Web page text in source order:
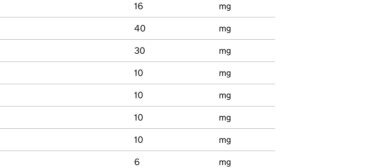
16
mg
40
mg
30
mg
10
mg
10
mg
10
mg
10
mg
6
mg